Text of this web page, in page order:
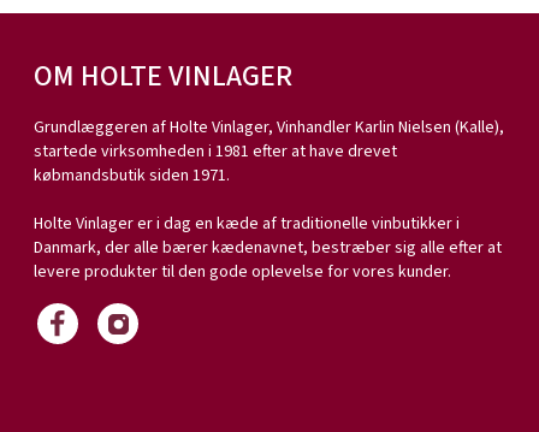
OM HOLTE VINLAGER
Grundlæggeren af Holte Vinlager, Vinhandler Karlin Nielsen (Kalle),
startede virksomheden i 1981 efter at have drevet
købmandsbutik siden 1971.
Holte Vinlager er i dag en kæde af traditionelle vinbutikker i
Danmark, der alle bærer kædenavnet, bestræber sig alle efter at
levere produkter til den gode oplevelse for vores kunder.